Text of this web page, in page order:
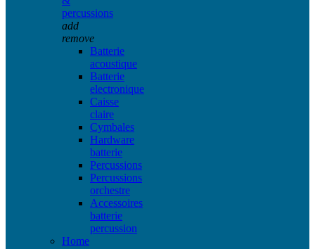
percussions
add
remove
Batterie
acoustique
Batterie
electronique
Caisse
claire
Cymbales
Hardware
batterie
Percussions
Percussions
orchestre
Accessoires
batterie
percussion
Home